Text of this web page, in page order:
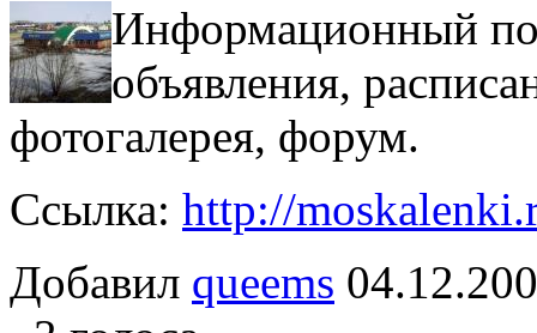
Информационный
объявления,
фотогалерея, форум.
Ссылка: http://
Добавил queems